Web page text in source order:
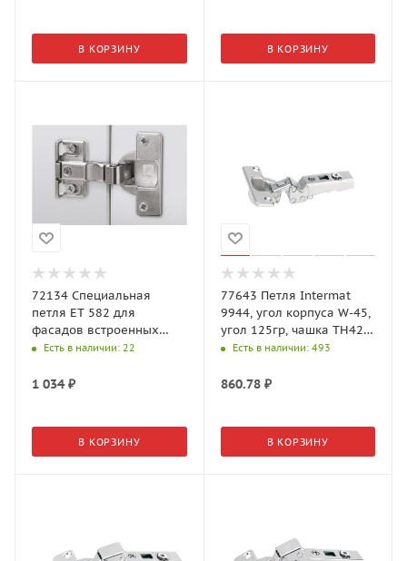
В КОРЗИНУ В КОРЗИНУ
72134 Специальная
петля ЕТ 582 для
фасадов встроенных
холодильников
Есть в наличии: 22
1 034₽
В КОРЗИНУ
77643 Петля Intermat
9944, угол корпуса W-45,
угол 125гр, чашка TH42
D35, накладная, B10
Есть в наличии: 493
860.78₽
В КОРЗИНУ